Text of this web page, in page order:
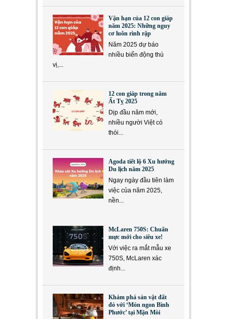
Vận hạn của 12 con giáp
năm 2025: Những nguy
cơ luôn rình rập
Năm 2025 dự báo
nhiều biến động thú
vị,...
12 con giáp trong năm
Ất Tỵ 2025
Dịp đầu năm mới,
nhiều người Việt có
thói...
Agoda tiết lộ 6 Xu hướng
Du lịch năm 2025
Ngay ngày đầu tiên làm
việc của năm 2025,
nền...
McLaren 750S: Chuẩn
mực mới cho siêu xe!
Với việc ra mắt mẫu xe
750S, McLaren xác
định...
Khám phá sản vật đất
đỏ với ‘Món ngon Bình
Phước’ tại Mặn Mòi